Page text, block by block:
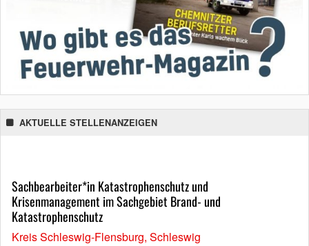
AKTUELLE STELLENANZEIGEN
Sachbearbeiter*in Katastrophenschutz und
Krisenmanagement im Sachgebiet Brand- und
Katastrophenschutz
Kreis Schleswig-Flensburg, Schleswig